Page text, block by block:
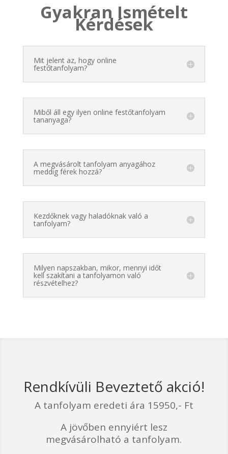
Gyakran Ismételt
Kérdések
Mit jelent az, hogy online
festőtanfolyam?
Miből áll egy ilyen online festőtanfolyam
tananyaga?
A megvásárolt tanfolyam anyagához
meddig férek hozzá?
Kezdőknek vagy haladóknak való a
tanfolyam?
Milyen napszakban, mikor, mennyi időt
kell szakítani a tanfolyamon való
részvételhez?
Rendkívüli Beveztető akció!
A tanfolyam eredeti ára 15950,- Ft
A jövőben ennyiért lesz
megvásárolható a tanfolyam.